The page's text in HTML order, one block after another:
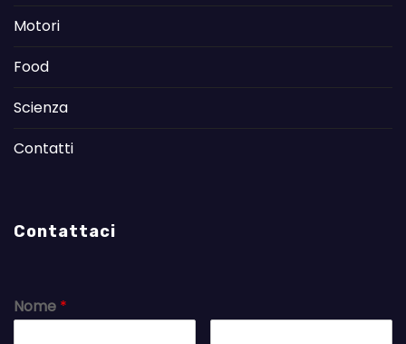
Motori
Food
Scienza
Contatti
Contattaci
Nome *